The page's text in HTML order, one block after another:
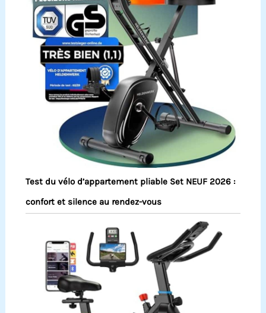
Test du vélo d’appartement pliable Set NEUF 2026 :
confort et silence au rendez-vous